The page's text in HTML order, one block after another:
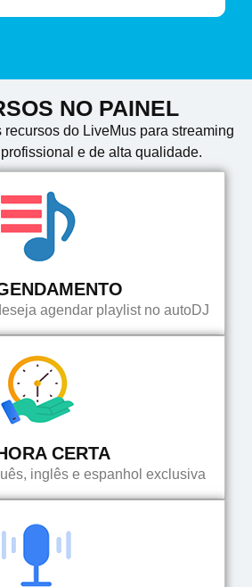
NO PAINEL
do LiveMus para streaming
e de alta qualidade.
agendar playlist no autoDJ
CERTA
inglês e espanhol exclusiva